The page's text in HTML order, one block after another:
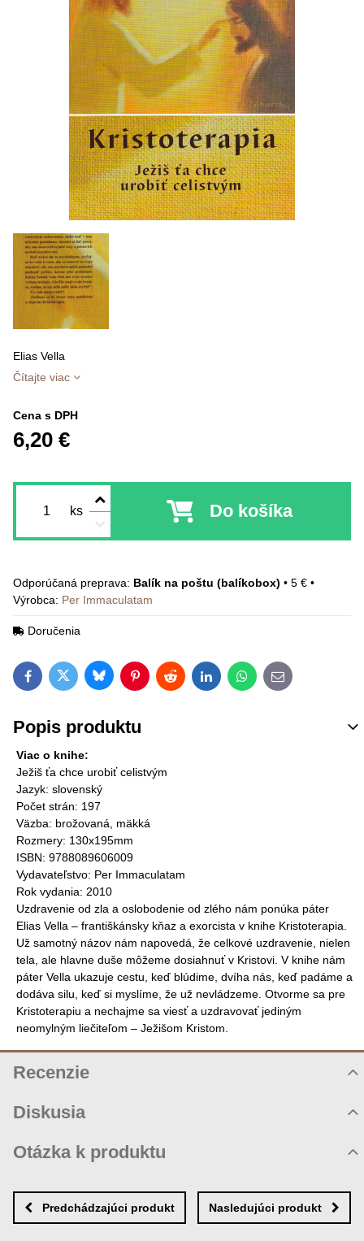
Elias Vella
Čítajte viac
Cena s DPH
6,20 €
ks Do košíka
Balík na poštu (balíkobox) • 5 € •
Výrobca: Per Immaculatam
Doručenia
FacebookTwitterBlueskyPinterestRedditLinkedInWhatsApp
E-mail
Popis produktu
Viac o knihe:
Ježiš ťa chce urobiť celistvým
Jazyk: slovenský
Počet strán: 197
Väzba: brožovaná, mäkká
Rozmery: 130x195mm
ISBN: 9788089606009
Vydavateľstvo: Per Immaculatam
Rok vydania: 2010
Uzdravenie od zla a oslobodenie od zlého nám ponúka páter
Elias Vella – františkánsky kňaz a exorcista v knihe Kristoterapia.
Už samotný názov nám napovedá, že celkové uzdravenie, nielen
tela, ale hlavne duše môžeme dosiahnuť v Kristovi. V knihe nám
páter Vella ukazuje cestu, keď blúdime, dvíha nás, keď padáme a
dodáva silu, keď si myslíme, že už nevládzeme. Otvorme sa pre
Kristoterapiu a nechajme sa viesť a uzdravovať jediným
neomylným liečiteľom – Ježišom Kristom.
Recenzie
Diskusia
Zatiaľ nie sú žiadne komentáre! Buďte prvý!
Nový komentár
Otázka k produktu
MENOPredchádzajúci produkt Nasledujúci produkt